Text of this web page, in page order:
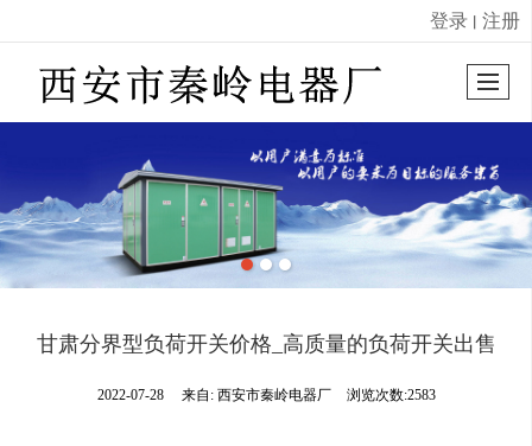
很遗憾，因您的浏览器版本过低导致无法获得最佳浏览体验，推荐下载安装谷歌浏览器！
登录 丨 注册
甘肃分界型负荷开关价格_高质量的负荷开关出售
2022-07-28 来自: 西安市秦岭电器厂 浏览次数:2583